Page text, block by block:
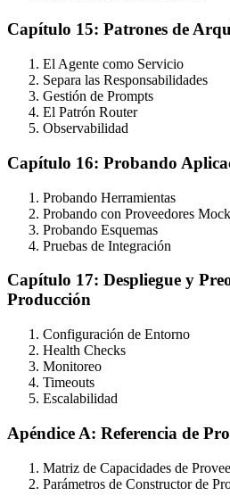
Capítulo 15: Patrones de
El Agente como Servicio
Separa las Responsabilidades
Gestión de Prompts
El Patrón Router
Observabilidad
Capítulo 16: Probando
Probando Herramientas
Probando con Proveedores Mock
Probando Esquemas
Pruebas de Integración
Capítulo 17: Despliegue y
Producción
Configuración de Entorno
Health Checks
Monitoreo
Timeouts
Escalabilidad
Apéndice A: Referencia de
Matriz de Capacidades de
Parámetros de Constructor de